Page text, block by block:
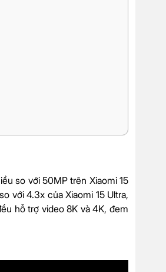
so với 50MP trên Xiaomi 15
với 4.3x của Xiaomi 15 Ultra,
hỗ trợ video 8K và 4K, đem